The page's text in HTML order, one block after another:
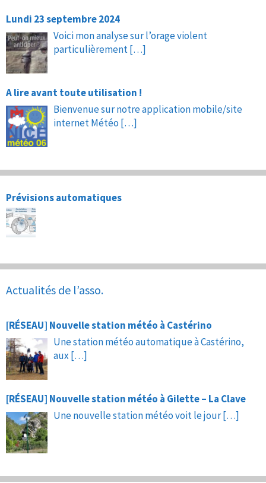
Lundi 23 septembre 2024
Voici mon analyse sur l’orage violent
particulièrement[…]
A lire avant toute utilisation !
Bienvenue sur notre application mobile/site
internet Météo […]
Prévisions automatiques
Actualités de l’asso.
[RÉSEAU] Nouvelle station météo à Castérino
Une station météo automatique à Castérino,
aux […]
[RÉSEAU] Nouvelle station météo à Gilette – La Clave
Une nouvelle station météo voit le jour[…]